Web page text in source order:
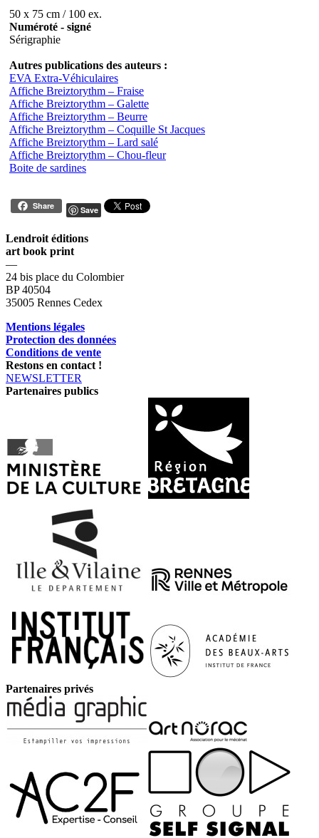
50 x 75 cm / 100 ex.
Numéroté - signé
Sérigraphie
Autres publications des auteurs :
EVA Extra-Véhiculaires
Affiche Breiztorythm – Fraise
Affiche Breiztorythm – Galette
Affiche Breiztorythm – Beurre
Affiche Breiztorythm – Coquille St Jacques
Affiche Breiztorythm – Lard salé
Affiche Breiztorythm – Chou-fleur
Boite de sardines
Share Save
Lendroit éditions
art book print
—
24 bis place du Colombier
BP 40504
35005 Rennes Cedex
Mentions légales
Protection des données
Conditions de vente
Restons en contact !
NEWSLETTER
Partenaires publics
Partenaires privés